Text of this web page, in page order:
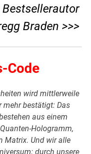
Braden >>>
Code
wird mittlerweile
mehr bestätigt: Das
aus einem
Hologramm,
Matrix. Und wir alle
durch unsere